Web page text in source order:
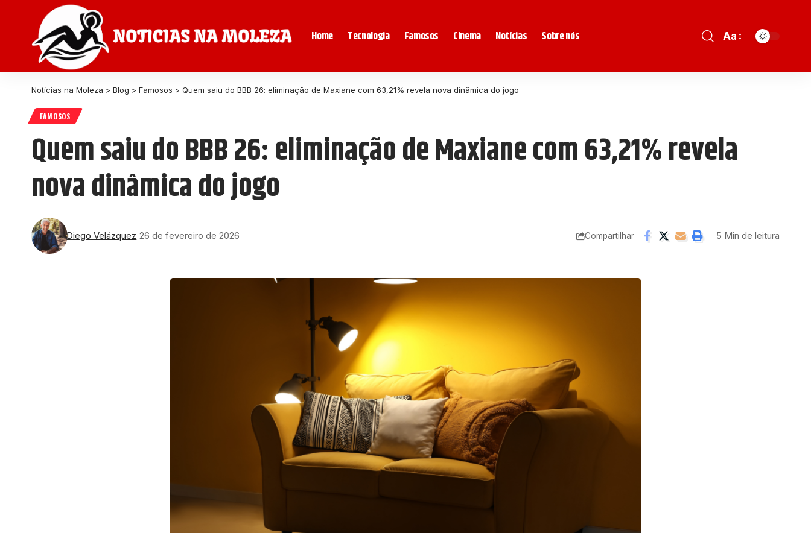
Home Tecnologia Famosos Cinema Notícias Sobre nós Aa
Notícias na Moleza > Blog > Famosos > Quem saiu do BBB 26: eliminação de Maxiane com 63,21% revela nova dinâmica do jogo
FAMOSOS
Quem saiu do BBB 26: eliminação de Maxiane com 63,21% revela
nova dinâmica do jogo
Diego Velázquez 26 de fevereiro de 2026 Compartilhar 5 Min de leitura